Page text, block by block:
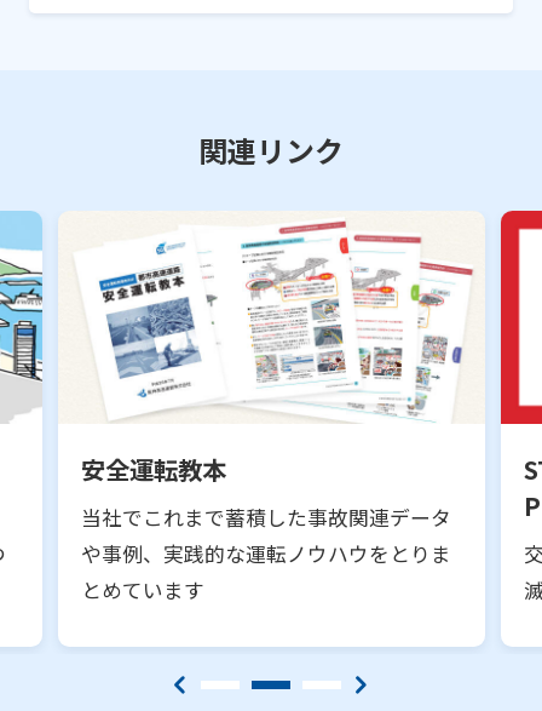
関連リンク
安全運転教本
当社でこれまで蓄積した事故関連データ
や事例、実践的な運転ノウハウをとりま
とめています